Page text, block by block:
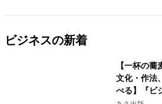
ビジネスの新着
【一杯の蕎
文化・作法
べる】『ビ